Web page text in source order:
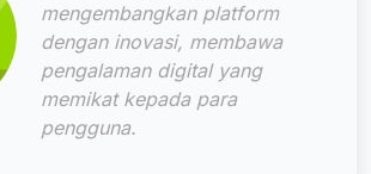
mengembangkan platform
dengan inovasi, membawa
pengalaman digital yang
memikat kepada para
pengguna.